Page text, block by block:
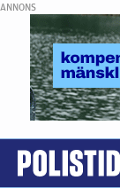
ANNONS